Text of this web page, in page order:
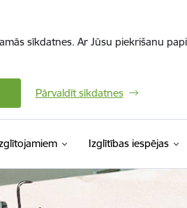
sīkdatnes. Ar Jūsu piekrišanu
Pārvaldīt sīkdatnes
Izglītības iespējas